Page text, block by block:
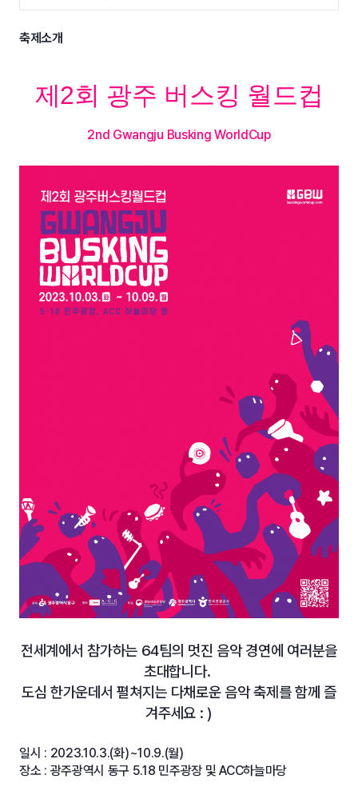
축제소개
제2회 광주 버스킹 월드컵
2nd Gwangju Busking WorldCup
전세계에서 참가하는 64팀의 멋진 음악 경연에 여러분을
초대합니다.
도심 한가운데서 펼쳐지는 다채로운 음악 축제를 함께 즐
겨주세요 : )
일시 : 2023.10.3.(화)~10.9.(월)
장소 : 광주광역시 동구 5.18 민주광장 및 ACC하늘마당